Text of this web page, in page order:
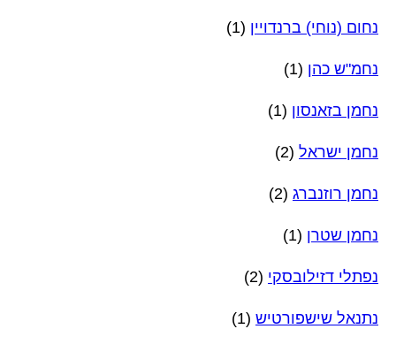
נחום (נוחי) ברנדויין (1)
נחמ"ש כהן (1)
נחמן בזאנסון (1)
נחמן ישראל (2)
נחמן רוזנברג (2)
נחמן שטרן (1)
נפתלי דזילובסקי (2)
נתנאל שישפורטיש (1)